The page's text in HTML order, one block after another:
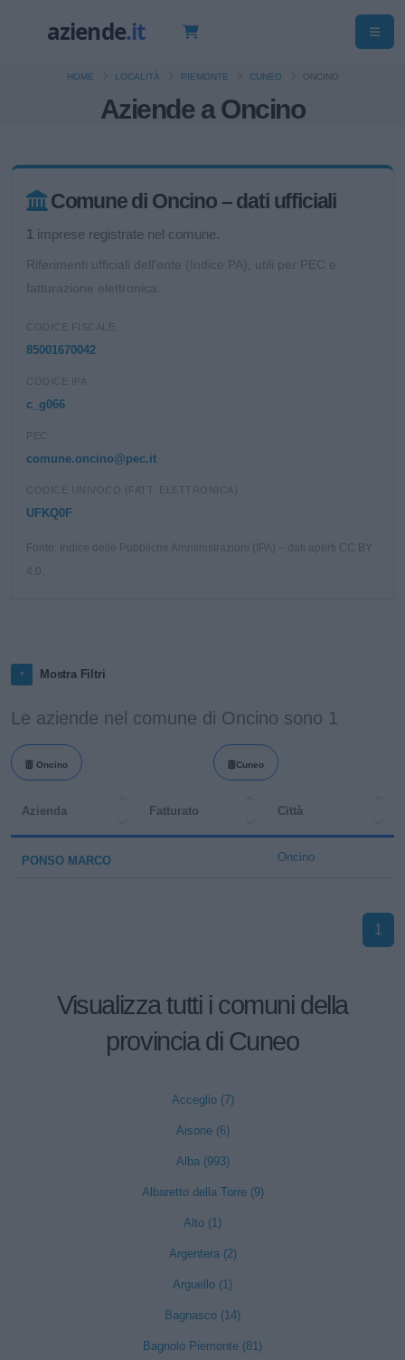
Aziende a Oncino
HOME LOCALITÀ PIEMONTE CUNEO ONCINO
Comune di Oncino – dati ufficiali
1 imprese registrate nel comune.
Riferimenti ufficiali dell'ente (Indice PA), utili per PEC e
fatturazione elettronica.
CODICE FISCALE
85001670042
CODICE IPA
c_g066
PEC
comune.oncino@pec.it
CODICE UNIVOCO (FATT. ELETTRONICA)
UFKQ0F
Fonte: Indice delle Pubbliche Amministrazioni (IPA) – dati aperti CC BY
Mostra Filtri
Le aziende nel comune di Oncino sono 1
Oncino Cuneo
Azienda Fatturato Città
PONSO MARCO Oncino
1
Visualizza tutti i comuni della
provincia di Cuneo
Acceglio (7)
Aisone (6)
Alba (993)
Albaretto della Torre (9)
Alto (1)
Argentera (2)
Arguello (1)
Bagnasco (14)
Bagnolo Piemonte (81)